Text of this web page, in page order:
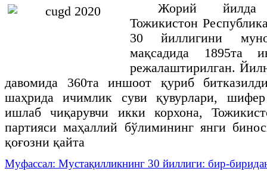
Жорий йилда
Тожикистон
30 йиллигини
мақсадида 1895та
режалаштирилган.
давомида 360та иншоот қуриб
шаҳрида ичимлик суви қувурлари,
ишлаб чиқарувчи икки корхона,
партияси маҳаллий бўлимининг янги
қоғозни қайта
Муфассал: Мустақилликнинг 30 йиллиги: бир-